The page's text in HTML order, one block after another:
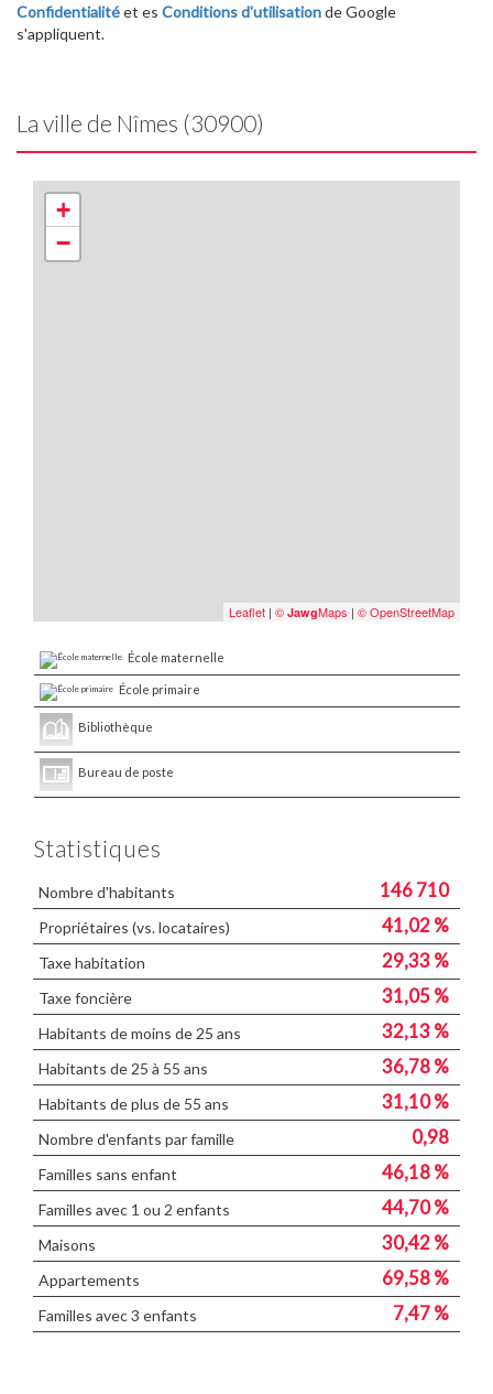
Confidentialitéet es Conditions d'utilisationde Google
s'appliquent.
La ville de Nîmes (30900)
+
−
Leaflet | © JawgMaps | © OpenStreetMap
École maternelle
École primaire
Bibliothèque
Bureau de poste
Statistiques
Nombre d'habitants 146 710
Propriétaires (vs. locataires) 41,02 %
Taxe habitation 29,33 %
Taxe foncière 31,05 %
Habitants de moins de 25 ans 32,13 %
Habitants de 25 à 55 ans 36,78 %
Habitants de plus de 55 ans 31,10 %
Nombre d'enfants par famille 0,98
Familles sans enfant 46,18 %
Familles avec 1 ou 2 enfants 44,70 %
Maisons 30,42 %
Appartements 69,58 %
Familles avec 3 enfants 7,47 %